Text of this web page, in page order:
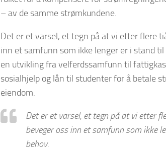
– av de samme strømkundene.
Det er et varsel, et tegn på at vi etter flere
inn et samfunn som ikke lenger er i stand
en utvikling fra velferdssamfunn til
sosialhjelp og lån til studenter for å betale
eiendom.
Det er et varsel, et tegn på at vi etter
beveger oss inn et samfunn som ikke
behov.